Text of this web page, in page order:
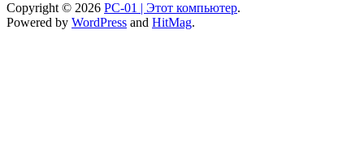
Copyright © 2026 PC-01 | Этот компьютер.
Powered by WordPress and HitMag.